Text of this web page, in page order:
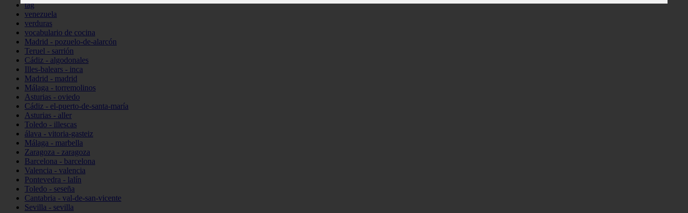
tag
venezuela
verduras
vocabulario de cocina
Madrid - pozuelo-de-alarcón
Teruel - sarrión
Cádiz - algodonales
Illes-balears - inca
Madrid - madrid
Málaga - torremolinos
Asturias - oviedo
Cádiz - el-puerto-de-santa-maría
Asturias - aller
Toledo - illescas
álava - vitoria-gasteiz
Málaga - marbella
Zaragoza - zaragoza
Barcelona - barcelona
Valencia - valencia
Pontevedra - lalín
Toledo - seseña
Cantabria - val-de-san-vicente
Sevilla - sevilla